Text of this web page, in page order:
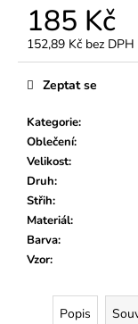
185 Kč
152,89 Kč bez DPH
Měrná
cena:
Kategorie:
Oblečení:
Velikost:
Druh:
Střih:
Materiál:
Barva:
Vzor:
Zeptat se
Popis
m
e
DĚTSKÉ
TEPLÁKY
ČERNÉ
290
Kč